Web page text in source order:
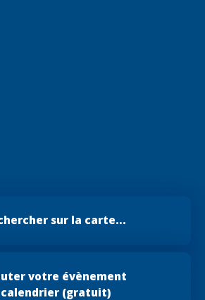
sur la carte...
votre évènement
calendrier (gratuit)